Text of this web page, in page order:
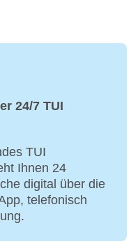
24/7 TUI
TUI
Ihnen 24
digital über die
telefonisch